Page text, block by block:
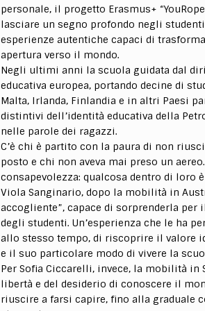
personale, il progetto Erasmus+
lasciare un segno profondo negli
esperienze autentiche capaci di
apertura verso il mondo.
Negli ultimi anni la scuola guidata dal
educativa europea, portando decine di
Malta, Irlanda, Finlandia e in altri Paesi
distintivi dell’identità educativa della
nelle parole dei ragazzi.
C’è chi è partito con la paura di non
posto e chi non aveva mai preso un
consapevolezza: qualcosa dentro di loro
Viola Sanginario, dopo la mobilità in
accogliente”, capace di sorprenderla
degli studenti. Un’esperienza che le ha
allo stesso tempo, di riscoprire il valore
e il suo particolare modo di vivere la
Per Sofia Ciccarelli, invece, la mobilità
libertà e del desiderio di conoscere il
riuscire a farsi capire, fino alla graduale